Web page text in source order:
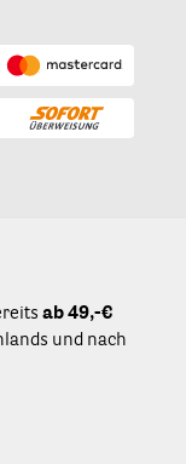
ab 49,-€
und nach